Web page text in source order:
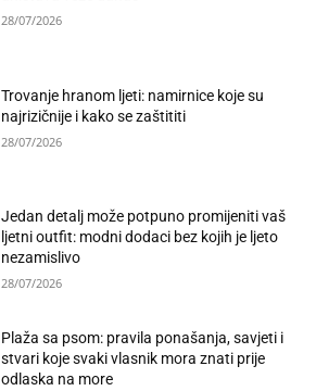
28/07/2026
Trovanje hranom ljeti: namirnice koje su
najrizičnije i kako se zaštititi
28/07/2026
Jedan detalj može potpuno promijeniti vaš
ljetni outfit: modni dodaci bez kojih je ljeto
nezamislivo
28/07/2026
Plaža sa psom: pravila ponašanja, savjeti i
stvari koje svaki vlasnik mora znati prije
odlaska na more